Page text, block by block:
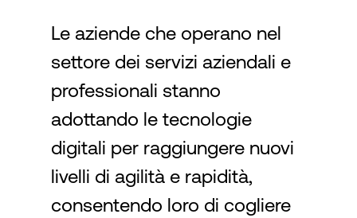
Accesso
Le aziende che operano nel
settore dei servizi aziendali e
professionali stanno
adottando le tecnologie
digitali per raggiungere nuovi
livelli di agilità e rapidità,
consentendo loro di cogliere